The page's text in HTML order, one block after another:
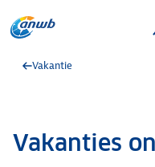
Vakantie
Vakanties